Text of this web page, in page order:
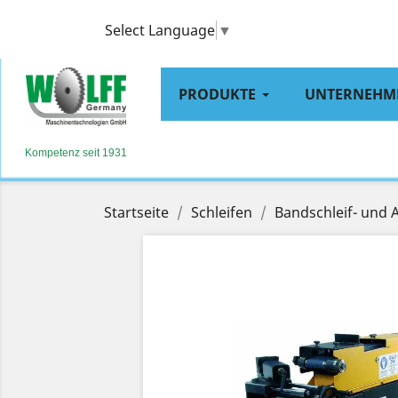
Select Language ▼
Kompetenz seit 1931
PRODUKTE
Startseite Schleifen Bandschleif- und